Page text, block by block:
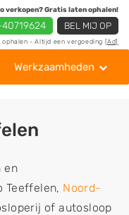
verkopen? Gratis laten ophalen!
BEL MIJ OP
ophalen - Altijd een vergoeding [Ad]
Werkzaamheden
en
Teeffelen, Noord-
of autosloop